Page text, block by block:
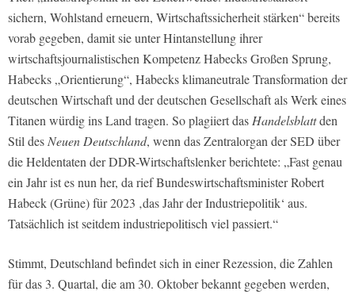
sichern, Wohlstand erneuern, Wirtschaftssicherheit stärken“ bereits
vorab gegeben, damit sie unter Hintanstellung ihrer
wirtschaftsjournalistischen Kompetenz Habecks Großen Sprung,
Habecks „Orientierung“, Habecks klimaneutrale Transformation der
deutschen Wirtschaft und der deutschen Gesellschaft als Werk eines
Titanen würdig ins Land tragen. So plagiiert dasHandelsblattden
Stil desNeuen Deutschland, wenn das Zentralorgan der SED über
die Heldentaten der DDR-Wirtschaftslenker berichtete: „Fast genau
ein Jahr ist es nun her, da rief Bundeswirtschaftsminister Robert
Habeck (Grüne) für 2023 ‚das Jahr der Industriepolitik‘ aus.
Tatsächlich ist seitdem industriepolitisch viel passiert.“
Stimmt, Deutschland befindet sich in einer Rezession, die Zahlen
für das 3. Quartal, die am 30. Oktober bekannt gegeben werden,